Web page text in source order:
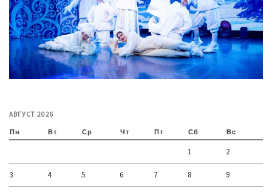
АВГУСТ 2026
Пн Вт Ср Чт Пт Сб Вс
1 2
3 4 5 6 7 8 9